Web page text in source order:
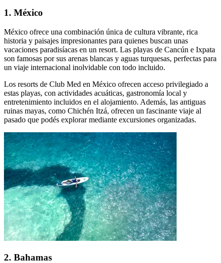
1. México
México ofrece una combinación única de cultura vibrante, rica
historia y paisajes impresionantes para quienes buscan unas
vacaciones paradisíacas en un resort. Las playas de Cancún e Ixpata
son famosas por sus arenas blancas y aguas turquesas, perfectas para
un viaje internacional inolvidable con todo incluido.
Los resorts de Club Med en México ofrecen acceso privilegiado a
estas playas, con actividades acuáticas, gastronomía local y
entretenimiento incluidos en el alojamiento. Además, las antiguas
ruinas mayas, como Chichén Itzá, ofrecen un fascinante viaje al
pasado que podés explorar mediante excursiones organizadas.
2. Bahamas